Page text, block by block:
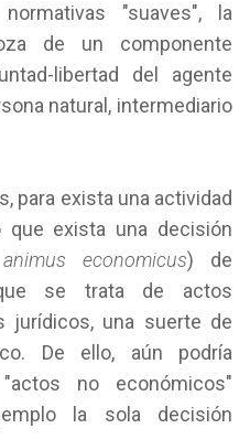
"suaves", la
de un componente
libertad del agente
natural, intermediario
para exista una actividad
que exista una decisión
economicus)
de
se trata de actos
jurídicos, una suerte de
De ello, aún podría
no económicos"
la sola decisión